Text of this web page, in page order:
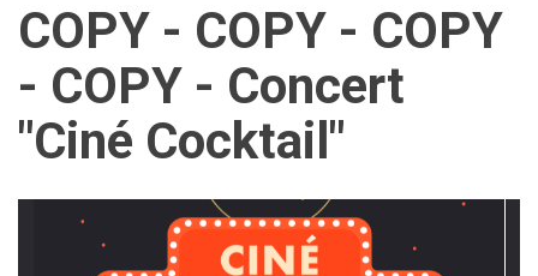
COPY - COPY - COPY
- COPY - Concert
"Ciné Cocktail"